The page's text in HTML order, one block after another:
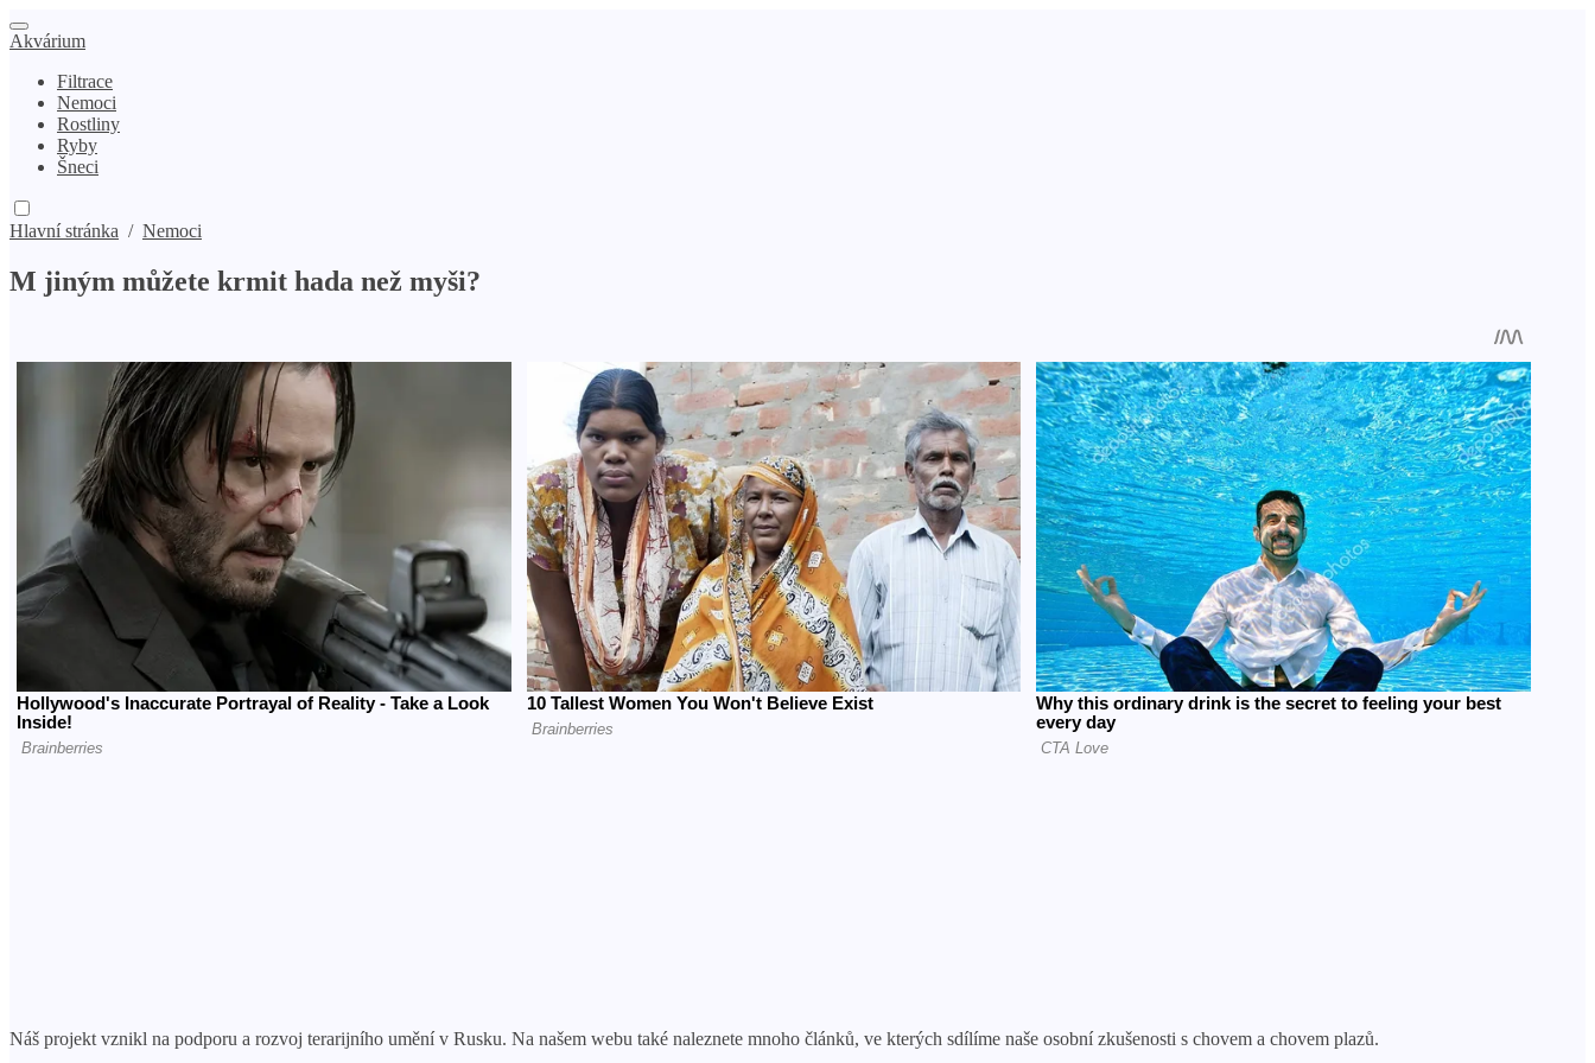
Akvárium
Filtrace
Nemoci
Rostliny
Ryby
Šneci
Hlavní stránka / Nemoci
M jiným můžete krmit hada než myši?
Náš projekt vznikl na podporu a rozvoj terarijního umění v Rusku. Na našem webu také naleznete mnoho článků, ve kterých sdílíme naše osobní zkušenosti s chovem a chovem plazů.